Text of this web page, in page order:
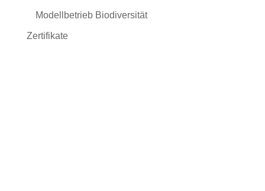
Modellbetrieb Biodiversität
Zertifikate